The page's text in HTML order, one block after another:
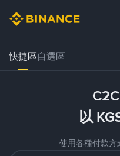
快捷區自選區
以
使用各種付款方